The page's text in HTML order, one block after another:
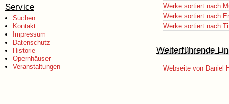
Service
Suchen
Kontakt
Impressum
Datenschutz
Historie
Opernhäuser
Veranstaltungen
Werke sortiert nach
Werke sortiert nach
Werke sortiert nach
Weiterführende
Webseite von Daniel